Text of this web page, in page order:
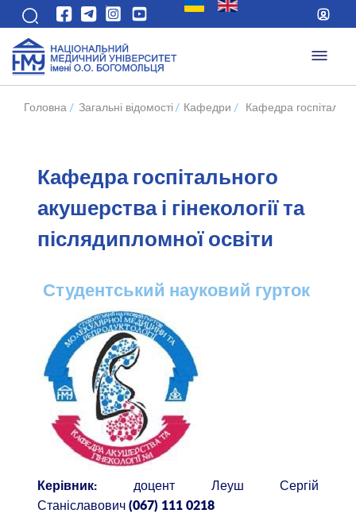
Головна / Загальні відомості / Кафедри / Кафедра
Кафедра госпітального
акушерства і гінекології та
післядипломної освіти
Студентський науковий гурток
Керівник: доцент Леуш Сергій
Станіславович (067) 111 0218